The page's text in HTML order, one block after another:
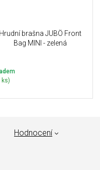
Hrudní brašna JUBÖ Front
Bag MINI - zelená
ks)
Hodnocení